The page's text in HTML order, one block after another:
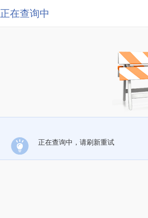
正在查询中
正在查询中，请刷新重试